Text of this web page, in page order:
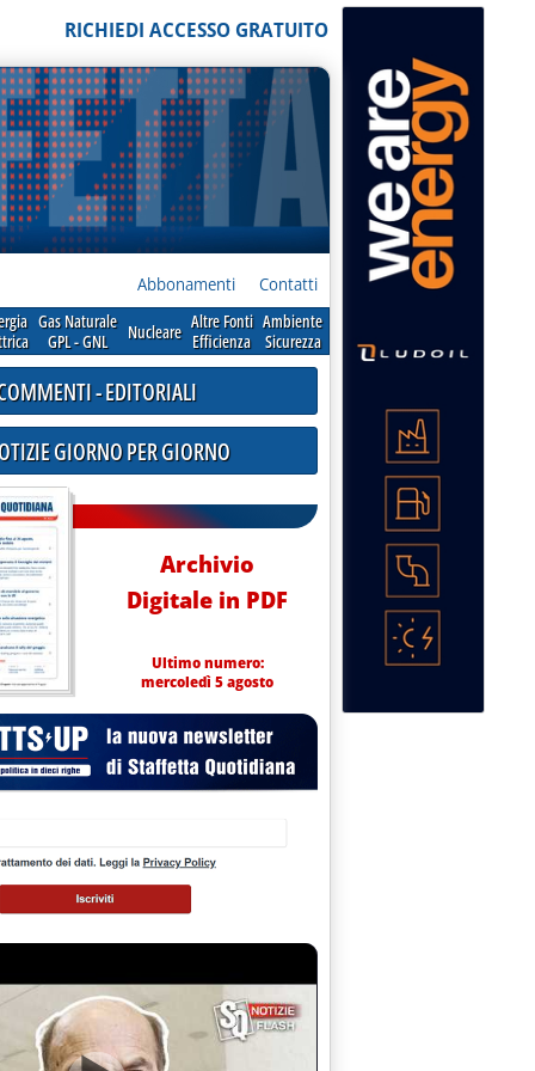
RICHIEDI ACCESSO GRATUITO
Abbonamenti Contatti
Gas Naturale
GPL - GNL
Nucleare Altre Fonti
Efficienza
Ambiente
Sicurezza
- EDITORIALI
GIORNO PER GIORNO
Archivio
Digitale in PDF
Ultimo numero:
mercoledì 5 agosto